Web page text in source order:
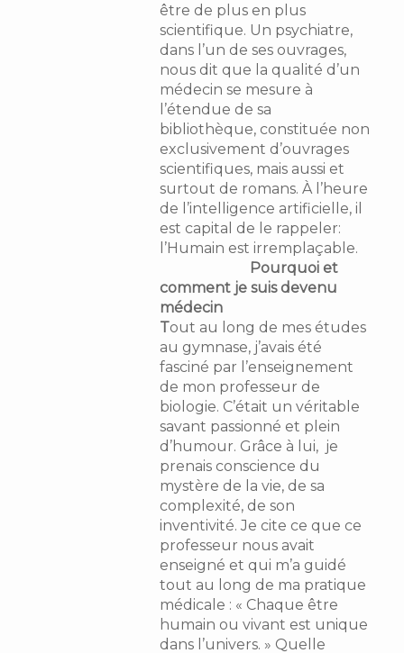
être de plus en plus
scientifique. Un psychiatre,
dans l’un de ses ouvrages,
nous dit que la qualité d’un
médecin se mesure à
l’étendue de sa
bibliothèque, constituée non
exclusivement d’ouvrages
scientifiques, mais aussi et
surtout de romans. À l’heure
de l’intelligence artificielle, il
est capital de le rappeler:
l’Humain est irremplaçable.
Pourquoi et
comment je suis devenu
médecin
Tout au long de mes études
au gymnase, j’avais été
fasciné par l’enseignement
de mon professeur de
biologie. C’était un véritable
savant passionné et plein
d’humour. Grâce à lui, je
prenais conscience du
mystère de la vie, de sa
complexité, de son
inventivité. Je cite ce que ce
professeur nous avait
enseigné et qui m’a guidé
tout au long de ma pratique
médicale : « Chaque être
humain ou vivant est unique
dans l’univers. » Quelle